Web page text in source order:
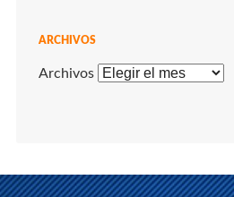
ARCHIVOS
Archivos